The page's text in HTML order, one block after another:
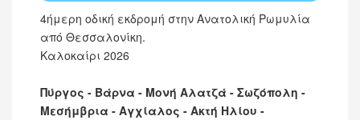
4ήμερη οδική εκδρομή στην Ανατολική Ρωμυλία
από Θεσσαλονίκη.
Καλοκαίρι 2026
Πύργος - Βάρνα - Μονή Αλατζά - Σωζόπολη -
Μεσήμβρια - Αγχίαλος - Ακτή Ηλίου -